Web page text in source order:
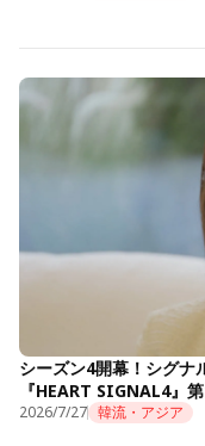
シーズン4開幕！シグナ
『HEART SIGNAL4』
2026/7/27 韓流・アジア